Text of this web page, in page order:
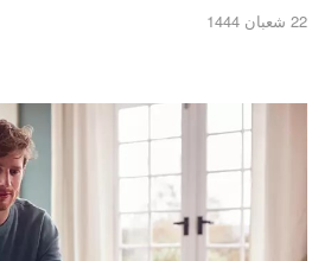
22 شعبان 1444